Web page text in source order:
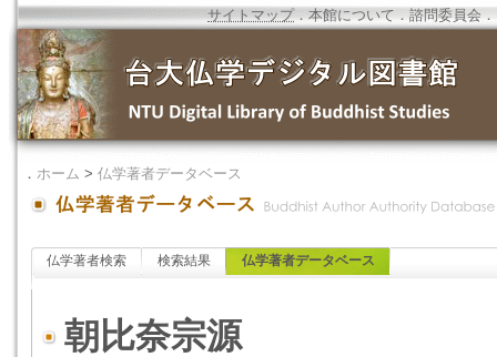
サイトマップ．本館について ．諮問委員会 ．
． ホーム > 仏学著者データベース
仏学著者検索 検索結果 仏学著者データベース
朝比奈宗源